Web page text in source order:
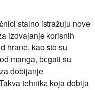
stalno istražuju nove
izdvajanje korisnih
hrane, kao što su
manga, bogati su
dobijanje
tehnika koja dobija